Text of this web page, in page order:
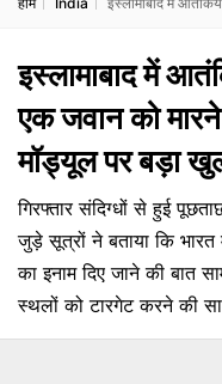
इस्लामाबाद में
एक जवान को
मॉड्यूल पर बड़ा
गिरफ्तार संदिग्धों से हुई
जुड़े सूत्रों ने बताया कि
का इनाम दिए जाने की बात
स्थलों को टारगेट करने की